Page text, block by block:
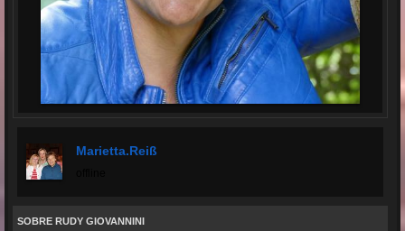
Marietta.reiß
SOBRE RUDY GIOVANNINI